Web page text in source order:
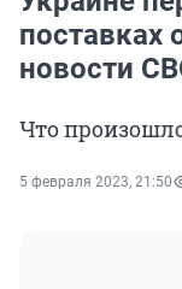
поставках
новости
Что
5 февраля 2023, 21:50